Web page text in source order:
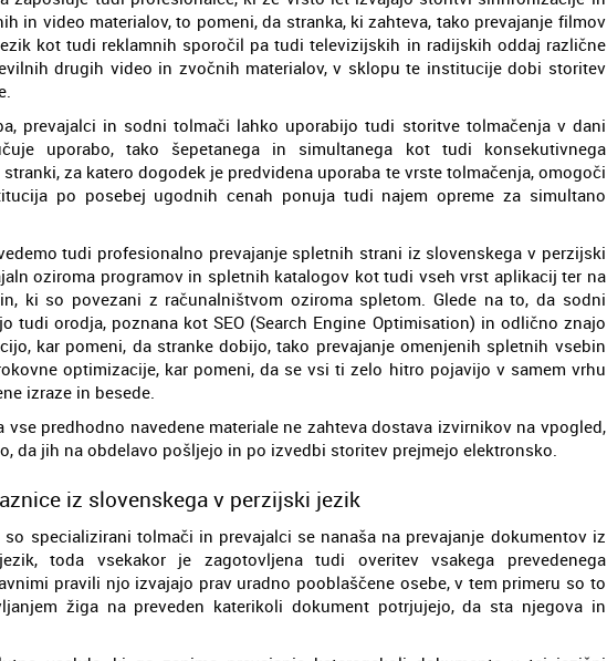
in video materialov, to pomeni, da stranka, ki zahteva, tako prevajanje filmov
kot tudi reklamnih sporočil pa tudi televizijskih in radijskih oddaj različne
drugih video in zvočnih materialov, v sklopu te institucije dobi storitev
prevajalci in sodni tolmači lahko uporabijo tudi storitve tolmačenja v dani
uporabo, tako šepetanega in simultanega kot tudi konsekutivnega
za katero dogodek je predvidena uporaba te vrste tolmačenja, omogoči
po posebej ugodnih cenah ponuja tudi najem opreme za simultano
tudi profesionalno prevajanje spletnih strani iz slovenskega v perzijski
oziroma programov in spletnih katalogov kot tudi vseh vrst aplikacij ter na
ki so povezani z računalništvom oziroma spletom. Glede na to, da sodni
tudi orodja, poznana kot SEO (Search Engine Optimisation) in odlično znajo
kar pomeni, da stranke dobijo, tako prevajanje omenjenih spletnih vsebin
optimizacije, kar pomeni, da se vsi ti zelo hitro pojavijo v samem vrhu
izraze in besede.
vse predhodno navedene materiale ne zahteva dostava izvirnikov na vpogled,
da jih na obdelavo pošljejo in po izvedbi storitev prejmejo elektronsko.
iz slovenskega v perzijski jezik
so specializirani tolmači in prevajalci se nanaša na prevajanje dokumentov iz
toda vsekakor je zagotovljena tudi overitev vsakega prevedenega
pravili njo izvajajo prav uradno pooblaščene osebe, v tem primeru so to
žiga na preveden katerikoli dokument potrjujejo, da sta njegova in